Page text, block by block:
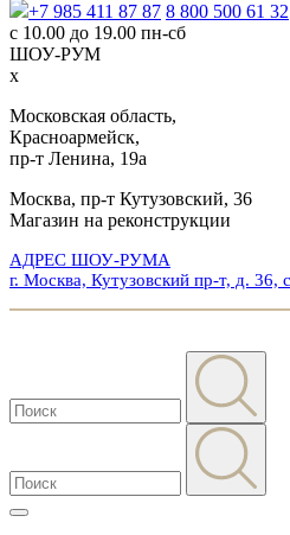
+7 985 411 87 87 8 800 500 61 32
с 10.00 до 19.00 пн-сб
ШОУ-РУМ
x
Московская область,
Красноармейск,
пр-т Ленина, 19а
Москва, пр-т Кутузовский, 36
Магазин на реконструкции
АДРЕС ШОУ-РУМА
г. Москва, Кутузовский пр-т, д. 36,